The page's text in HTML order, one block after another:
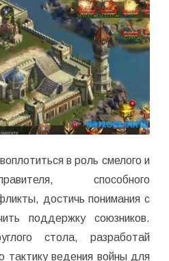
в роль смелого и
способного
достичь понимания с
поддержку союзников.
стола, разработай
тактику ведения войны для